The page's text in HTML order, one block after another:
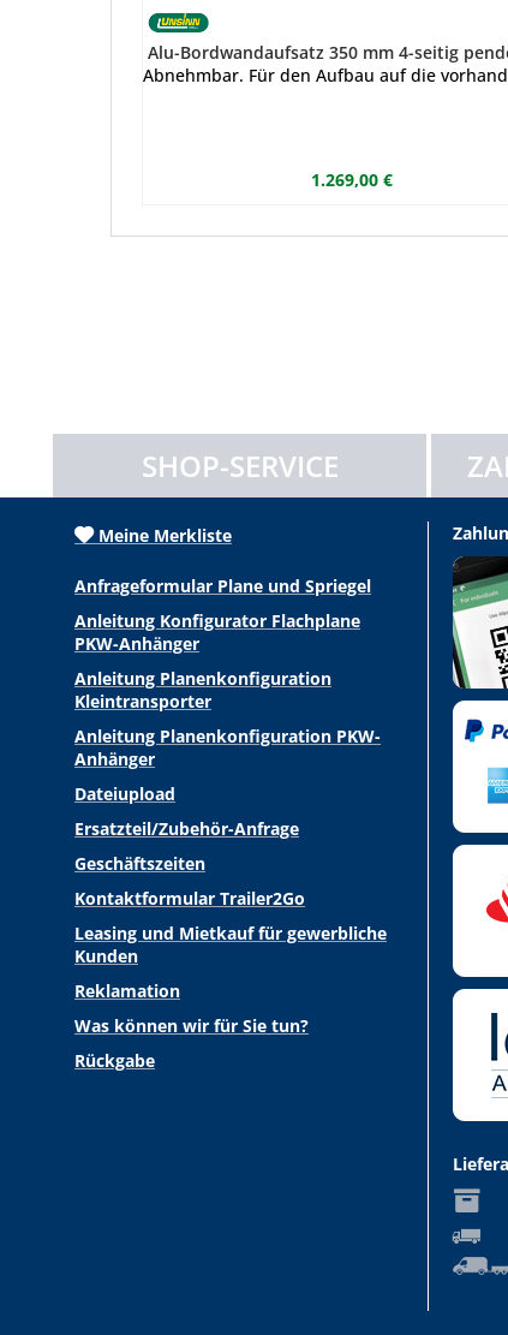
Alu-Bordwandaufsatz 350 mm 4-seitig
Abnehmbar. Für den Aufbau auf die
1.269,00 €
SHOP-SERVICE
Meine Merkliste
Anfrageformular Plane und Spriegel
Anleitung Konfigurator Flachplane
PKW-Anhänger
Anleitung Planenkonfiguration
Kleintransporter
Anleitung Planenkonfiguration PKW-
Anhänger
Dateiupload
Ersatzteil/Zubehör-Anfrage
Geschäftszeiten
Kontaktformular Trailer2Go
Leasing und Mietkauf für gewerbliche
Kunden
Reklamation
Was können wir für Sie tun?
Rückgabe